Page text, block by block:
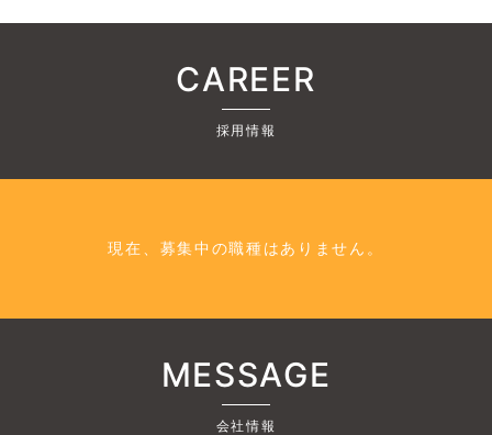
CAREER
採用情報
現在、募集中の職種はありません。
MESSAGE
会社情報